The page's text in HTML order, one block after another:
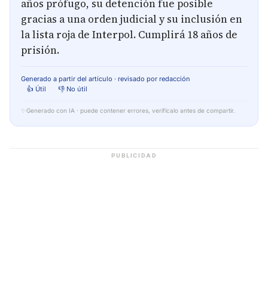
años prófugo, su detención fue posible
gracias a una orden judicial y su inclusión en
la lista roja de Interpol. Cumplirá 18 años de
prisión.
Generado a partir del artículo · revisado por redacción
👍 Útil
👎 No útil
✨ Generado con IA · puede contener errores, verifícalo antes de compartir.
PUBLICIDAD